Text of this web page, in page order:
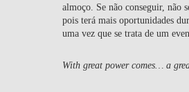
almoço. Se não conseguir, não
pois terá mais oportunidades
uma vez que se trata de um
With great power comes… a